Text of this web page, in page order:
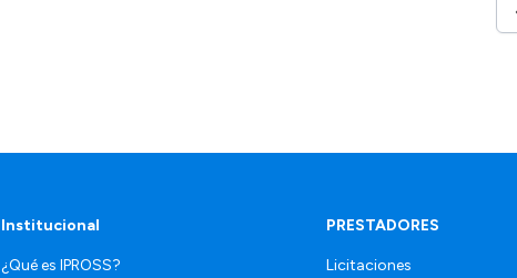
Institucional
¿Qué es IPROSS?
PRESTADORES
Licitaciones